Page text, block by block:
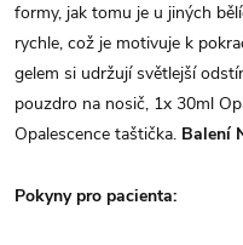
formy, jak tomu je u jiných
rychle, což je motivuje k
gelem si udržují světlejší
pouzdro na nosič, 1x 30ml
Opalescence taštička. Balení
Pokyny pro pacienta: